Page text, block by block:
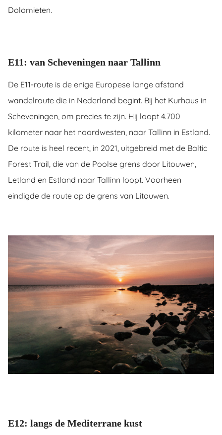
Dolomieten.
E11: van Scheveningen naar Tallinn
De E11-route is de enige Europese lange afstand
wandelroute die in Nederland begint. Bij het Kurhaus in
Scheveningen, om precies te zijn. Hij loopt 4.700
kilometer naar het noordwesten, naar Tallinn in Estland.
De route is heel recent, in 2021, uitgebreid met de Baltic
Forest Trail, die van de Poolse grens door Litouwen,
Letland en Estland naar Tallinn loopt. Voorheen
eindigde de route op de grens van Litouwen.
E12: langs de Mediterrane kust